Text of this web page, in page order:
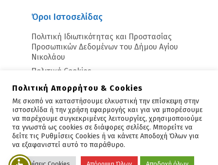
Όροι Ιστοσελίδας
Πολιτική Ιδιωτικότητας και Προστασίας
Προσωπικών Δεδομένων του Δήμου Αγίου
Νικολάου
Πολιτική Cookies
Copyright © 2026 - Άγιος Νικόλαος
Υλοποίηση:Polis Suite
Πολιτική Απορρήτου & Cookies
Με σκοπό να καταστήσουμε ελκυστική την επίσκεψη στην
ιστοσελίδα ή την χρήση εφαρμογής και για να μπορέσουμε
να παρέχουμε συγκεκριμένες λειτουργίες, χρησιμοποιούμε
τα γνωστά ως cookies σε διάφορες σελίδες. Μπορείτε να
δείτε τις Ρυθμίσεις Cookies ή να κάνετε Αποδοχή Όλων για
να εξαφανιστεί αυτό το παράθυρο.